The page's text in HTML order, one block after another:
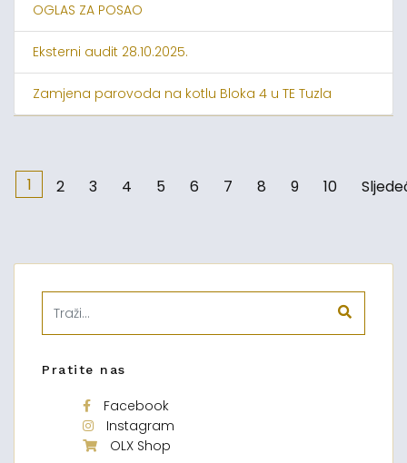
OGLAS ZA POSAO
Eksterni audit 28.10.2025.
Zamjena parovoda na kotlu Bloka 4 u TE Tuzla
1 2 3 4 5 6 7 8 9 10
Pratite nas
Facebook
Instagram
OLX Shop